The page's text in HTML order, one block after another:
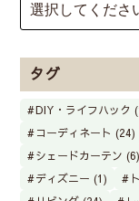
タグ
DIY・ライフハック
コーディネート (24)
シェードカーテン (6)
ディズニー (1)